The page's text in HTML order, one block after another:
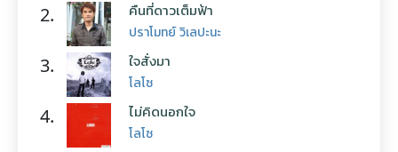
2. คืนที่ดาวเต็มฟ้า
ปราโมทย์ วิเลปะนะ
3. ใจสั่งมา
โลโซ
4. ไม่คิดนอกใจ
โลโซ